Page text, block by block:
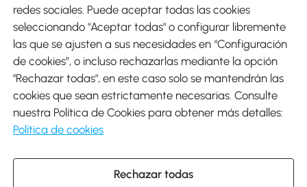
Envíos
Descargar Aosom App
Google Play
931 29 45 12 (L-V de 8:30 a 17:30h)
redes sociales. Puede aceptar todas las cookies
seleccionando "Aceptar todas" o configurar libremente
las que se ajusten a sus necesidades en “Configuración
de cookies”, o incluso rechazarlas mediante la opción
"Rechazar todas", en este caso solo se mantendrán las
cookies que sean estrictamente necesarias. Consulte
nuestra Política de Cookies para obtener más detalles:
Política de cookies
Rechazar todas